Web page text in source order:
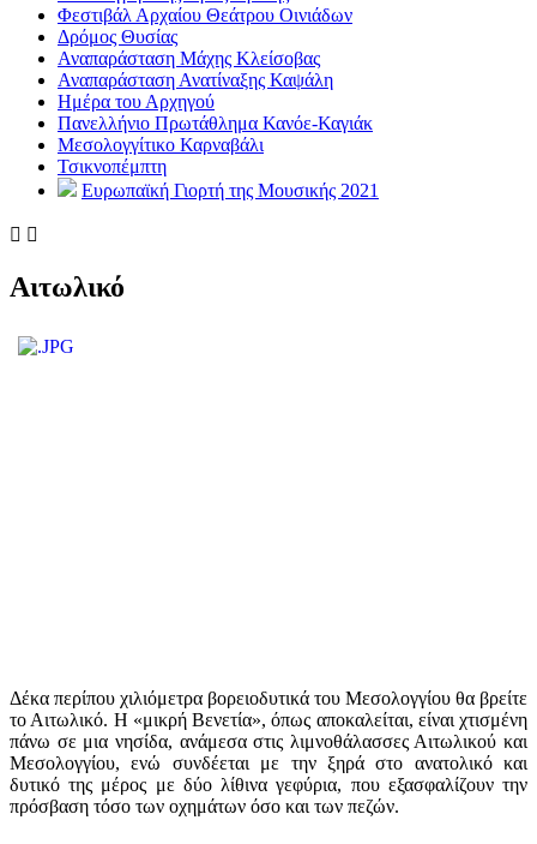
Φεστιβάλ Αρχαίου Θεάτρου Οινιάδων
Δρόμος Θυσίας
Αναπαράσταση Μάχης Κλείσοβας
Αναπαράσταση Ανατίναξης Καψάλη
Ημέρα του Αρχηγού
Πανελλήνιο Πρωτάθλημα Κανόε-Καγιάκ
Μεσολογγίτικο Καρναβάλι
Τσικνοπέμπτη
Ευρωπαϊκή Γιορτή της Μουσικής 2021
 
Αιτωλικό
Δέκα περίπου χιλιόμετρα βορειοδυτικά του Μεσολογγίου θα βρείτε
το Αιτωλικό. Η «μικρή Βενετία», όπως αποκαλείται, είναι χτισμένη
πάνω σε μια νησίδα, ανάμεσα στις λιμνοθάλασσες Αιτωλικού και
Μεσολογγίου, ενώ συνδέεται με την ξηρά στο ανατολικό και
δυτικό της μέρος με δύο λίθινα γεφύρια, που εξασφαλίζουν την
πρόσβαση τόσο των οχημάτων όσο και των πεζών.